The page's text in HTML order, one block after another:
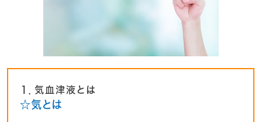
１．気血津液とは
☆気とは